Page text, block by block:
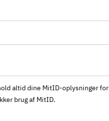
altid dine MitID-oplysninger for
brug af MitID.